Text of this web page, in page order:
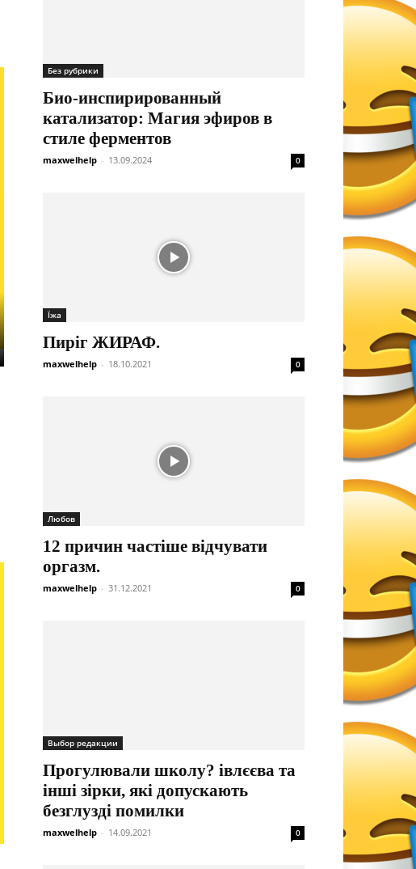
Без рубрики
Био-инспирированный
катализатор: Магия эфиров в
стиле ферментов
maxwelhelp - 13.09.2024 0
Їжа
Пиріг ЖИРАФ.
maxwelhelp - 18.10.2021 0
Любов
12 причин частіше відчувати
оргазм.
maxwelhelp - 31.12.2021 0
Выбор редакции
Прогулювали школу? івлєєва та
інші зірки, які допускають
безглузді помилки
maxwelhelp - 14.09.2021 0